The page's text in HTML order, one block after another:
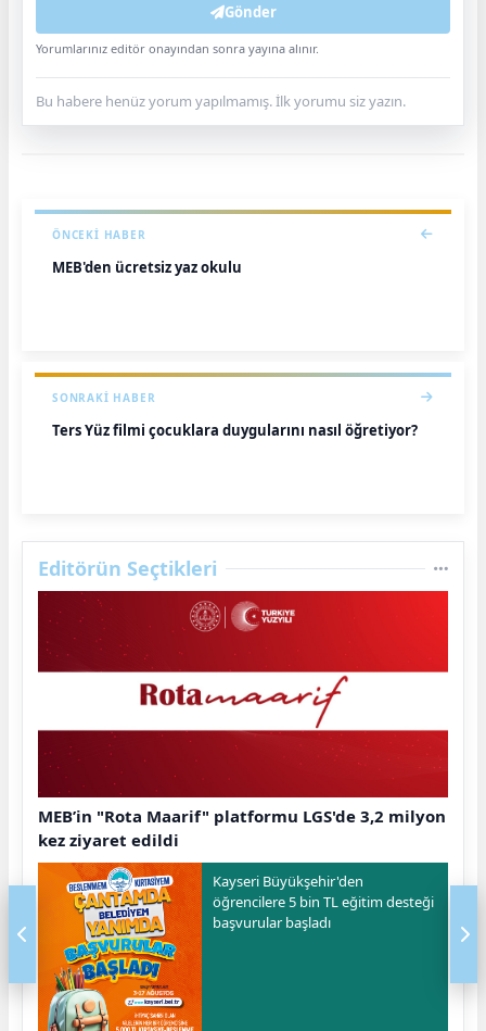
Gönder
Yorumlarınız editör onayından sonra yayına alınır.
Bu habere henüz yorum yapılmamış. İlk yorumu siz yazın.
ÖNCEKI HABER
MEB'den ücretsiz yaz okulu
SONRAKI HABER
Ters Yüz filmi çocuklara duygularını nasıl öğretiyor?
Editörün Seçtikleri
MEB’in "Rota Maarif" platformu LGS'de 3,2 milyon
kez ziyaret edildi
Kayseri Büyükşehir'den
öğrencilere 5 bin TL eğitim desteği
başvurular başladı